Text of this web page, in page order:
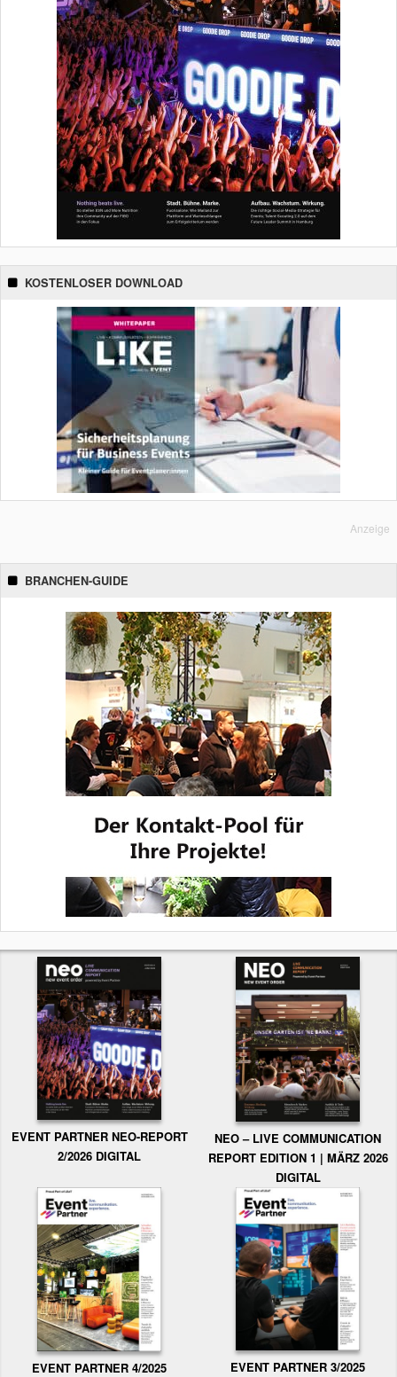
KOSTENLOSER DOWNLOAD
Anzeige
BRANCHEN-GUIDE
EVENT PARTNER NEO-REPORT
2/2026 DIGITAL
NEO – LIVE COMMUNICATION
REPORT EDITION 1 | MÄRZ 2026
DIGITAL
EVENT PARTNER 4/2025 EVENT PARTNER 3/2025